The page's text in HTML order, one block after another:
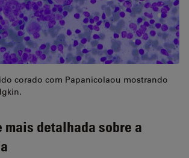
corado com Papanicolaou mostrando
mais detalhada sobre a